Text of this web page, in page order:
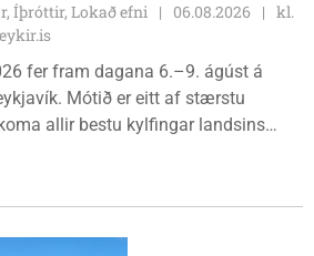
Íþróttir, Lokað efni 06.08.2026
kl.
fer fram dagana 6.–9. ágúst á
Mótið er eitt af stærstu
allir bestu kylfingar landsins
sína. Golfklúbbur Skagafjarðar
sem er nýkrýndur klúbbmeistari